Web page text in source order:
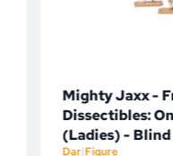
Mighty Jaxx -
Dissectibles:
(Ladies) - Blind
Dar|Figure